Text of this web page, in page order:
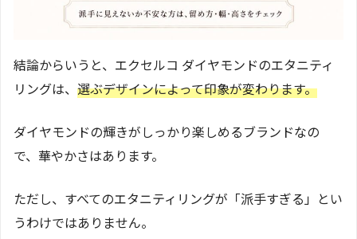
結論からいうと、エクセルコ ダイヤモンドのエタニティ
リングは、 選ぶデザインによって印象が変わります。
ダイヤモンドの輝きがしっかり楽しめるブランドなの
で、華やかさはあります。
ただし、すべてのエタニティリングが「派手すぎる」とい
うわけではありません。